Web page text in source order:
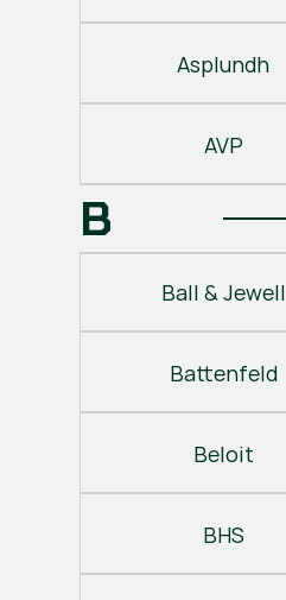
Asplundh
AVP
B
Ball & Jewell
Battenfeld
Beloit
BHS